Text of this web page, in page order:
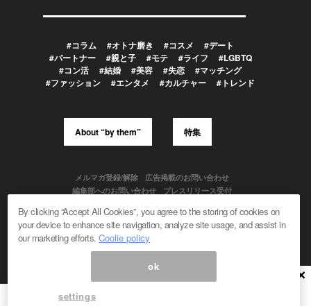
#コラム #オトナ磨き #コスメ
#デート
#パートナー
#親と子 #モテ #ライフ
#LGBTQ
#コン活
#結婚 #美容 #失恋
#マッチング
#ファッション
#エンタメ #カルチャー #トレンド
About “by them” 特集
メルマガ登録/解除
広告掲載のお問い合わせ
編集部へのお問い合わせ
プレスリリース受付
Powered by
© 1999-2026 Magmag, Inc. All Rights Reserved
×
By clicking “Accept All Cookies”, you agree to the storing of cookies on
your device to enhance site navigation, analyze site usage, and assist in
our marketing efforts.Coolie policy
ok
settings